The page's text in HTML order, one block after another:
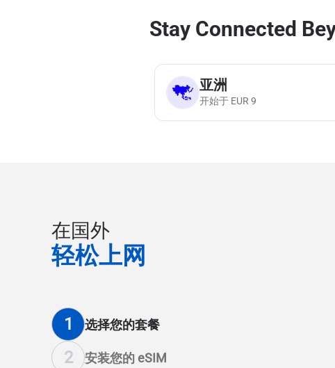
Stay Connected
亚洲
开始于 EUR 9
在国外
轻松上网
1 选择您的套餐
2 安装您的 eSIM